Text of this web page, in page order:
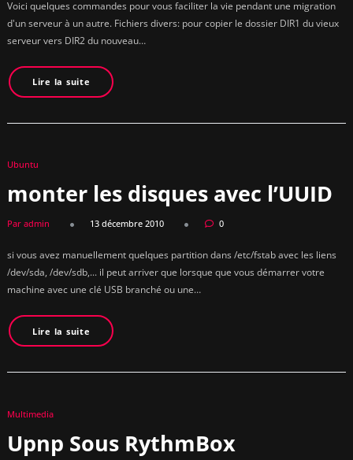
Voici quelques commandes pour vous faciliter la vie pendant une migration
d'un serveur à un autre. Fichiers divers: pour copier le dossier DIR1 du vieux
serveur vers DIR2 du nouveau…
Lire la suite
Ubuntu
monter les disques avec l’UUID
Par admin 13 décembre 2010 0
si vous avez manuellement quelques partition dans /etc/fstab avec les liens
/dev/sda, /dev/sdb,... il peut arriver que lorsque que vous démarrer votre
machine avec une clé USB branché ou une…
Lire la suite
Multimedia
Upnp Sous RythmBox